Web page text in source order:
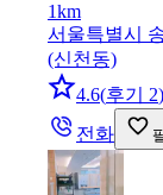
1km
서울특별시
(신천동)
4.6(후기 2)
전화